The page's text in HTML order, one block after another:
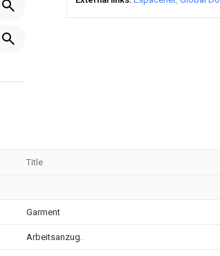
Title
Garment
Arbeitsanzug.